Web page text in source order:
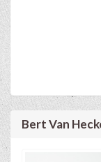
Bert Van